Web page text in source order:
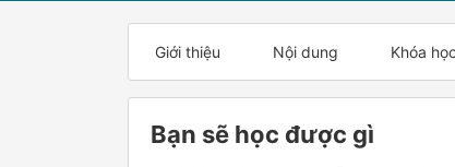
Giới thiệu Nội dung Khóa
Bạn sẽ học được gì